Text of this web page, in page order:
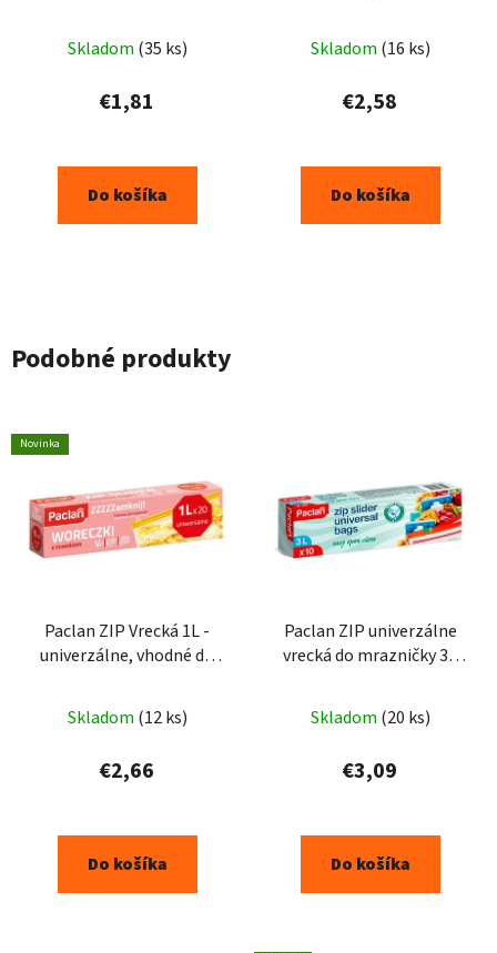
Skladom (35 ks)
€1,81
Do košíka
Skladom (16 ks)
€2,58
Do košíka
Podobné produkty
Novinka
Paclan ZIP Vrecká 1L -
univerzálne, vhodné do
Skladom (12 ks)
€2,66
Do košíka
Paclan ZIP univerzálne
vrecká do mrazničky 3L
Skladom (20 ks)
€3,09
Do košíka